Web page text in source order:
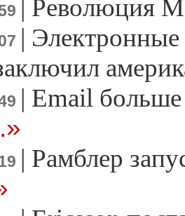
| Революция
| Электронные
| Email больше
| Рамблер